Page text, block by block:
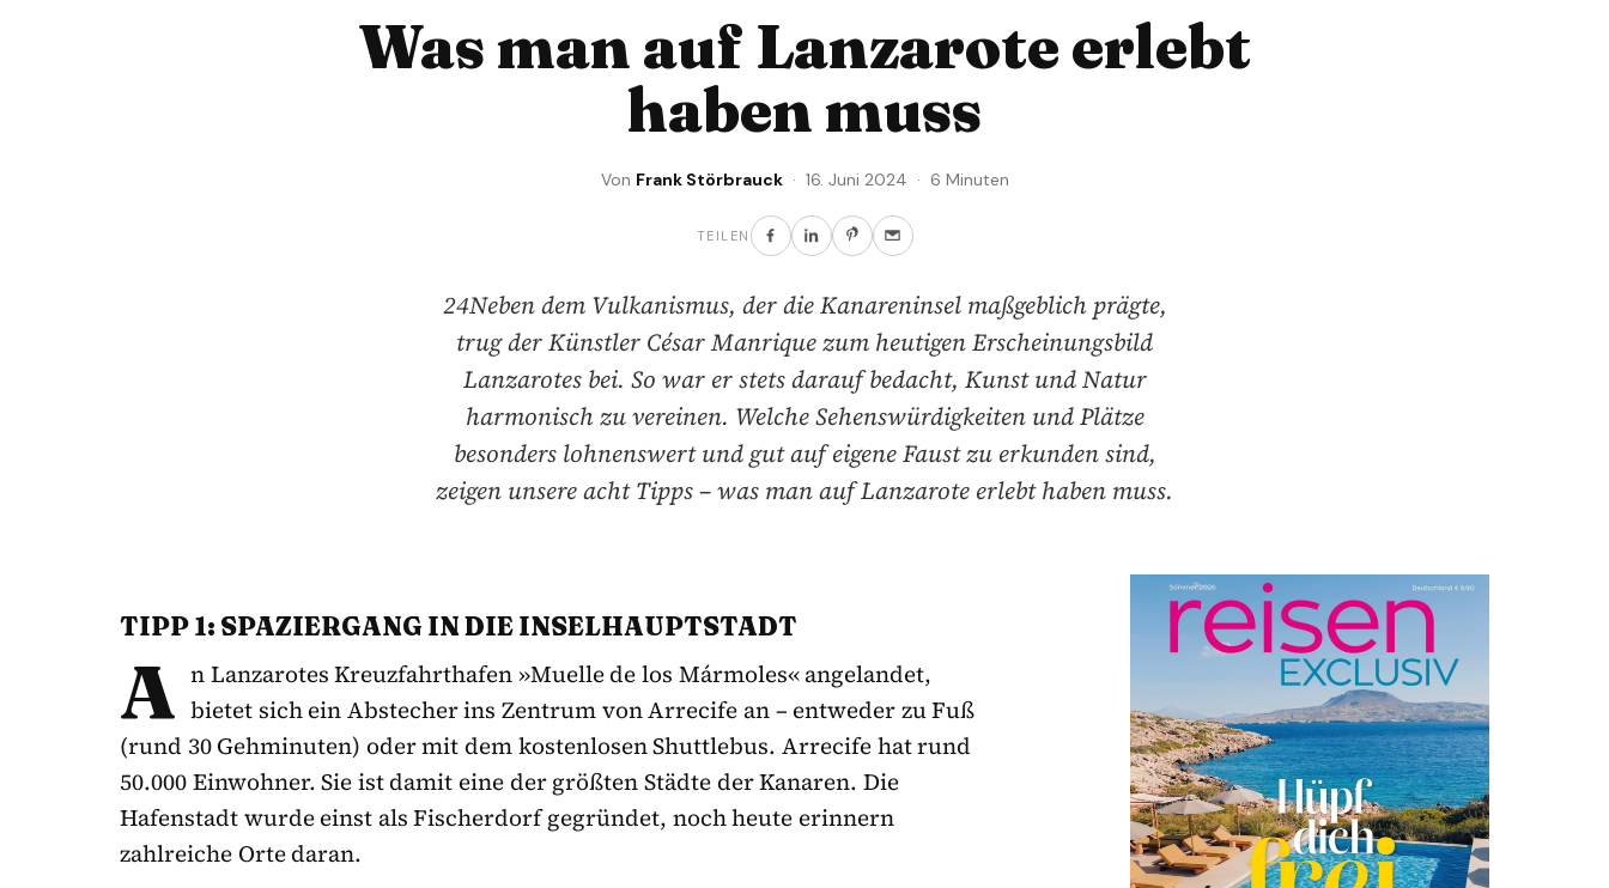
Was man auf Lanzarote erlebt
haben muss
Von Frank Störbrauck· 16. Juni 2024 · 6 Minuten
TEILEN
24Neben dem Vulkanismus, der die Kanareninsel maßgeblich prägte,
trug der Künstler César Manrique zum heutigen Erscheinungsbild
Lanzarotes bei. So war er stets darauf bedacht, Kunst und Natur
harmonisch zu vereinen. Welche Sehenswürdigkeiten und Plätze
besonders lohnenswert und gut auf eigene Faust zu erkunden sind,
zeigen unsere acht Tipps – was man auf Lanzarote erlebt haben muss.
TIPP 1: SPAZIERGANG IN DIE INSELHAUPTSTADT
A n Lanzarotes Kreuzfahrthafen »Muelle de los Mármoles« angelandet,
bietet sich ein Abstecher ins Zentrum von Arrecife an – entweder zu Fuß
(rund 30 Gehminuten) oder mit dem kostenlosen Shuttlebus. Arrecife hat rund
50.000 Einwohner. Sie ist damit eine der größten Städte der Kanaren. Die
Hafenstadt wurde einst als Fischerdorf gegründet, noch heute erinnern
zahlreiche Orte daran.